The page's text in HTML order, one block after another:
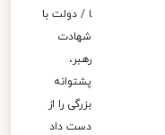
ا / دولت با
شهادت
رهبر،
پشتوانه
بزرگی را از
دست داد